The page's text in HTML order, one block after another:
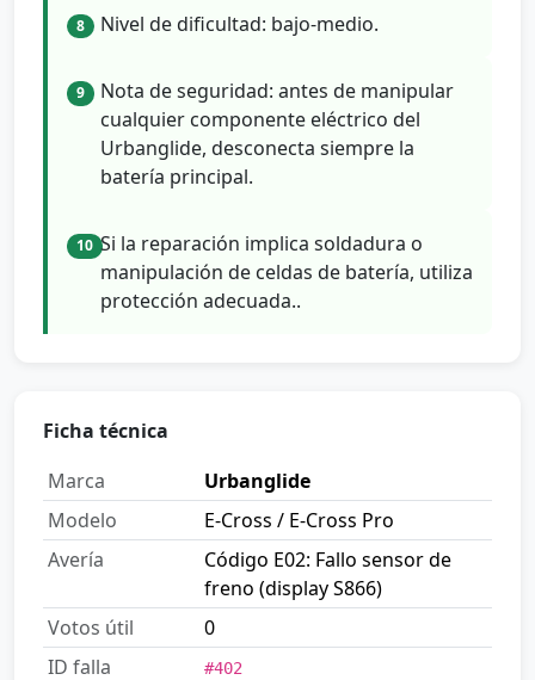
8 Nivel de dificultad: bajo-medio.
9
Nota de seguridad: antes de manipular
cualquier componente eléctrico del
Urbanglide, desconecta siempre la
batería principal.
10 Si la reparación implica soldadura o
manipulación de celdas de batería, utiliza
protección adecuada..
Ficha técnica
Marca
Urbanglide
Modelo
E-Cross / E-Cross Pro
Avería
Código E02: Fallo sensor de
freno (display S866)
Votos útil
0
ID falla
#402